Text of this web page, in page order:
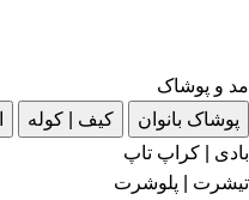
مد و پوشاک
پوشاک بانوان
کیف | کوله
بادی | کراپ تاپ
تیشرت | پلوشرت